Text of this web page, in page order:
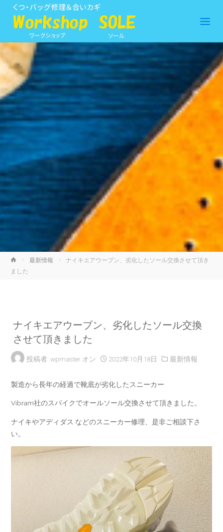
ホ
ー
最新情報
ナイキエアウーブン、劣化したソール交換させて頂き
ました
ナイキエアウーブン、劣化したソール交換
させて頂きました
投稿者: wpmaster オン 2022年10月18日 最新情報
製造から長年の経過で靴底が劣化したスニーカー
Vibram社のスパイクでオールソール交換させて頂きました。
ナイキやアディダス などのスニーカー修理、是非ご相談下さ
い。